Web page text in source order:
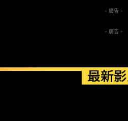
- 廣告 -
- 廣告 -
最新